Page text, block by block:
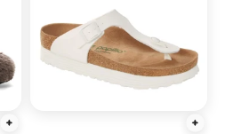
הוספה מהירה